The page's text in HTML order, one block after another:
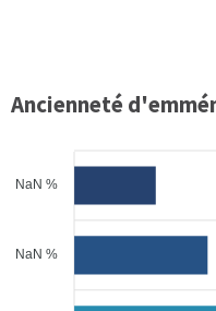
Ancienneté
NaN %
NaN %